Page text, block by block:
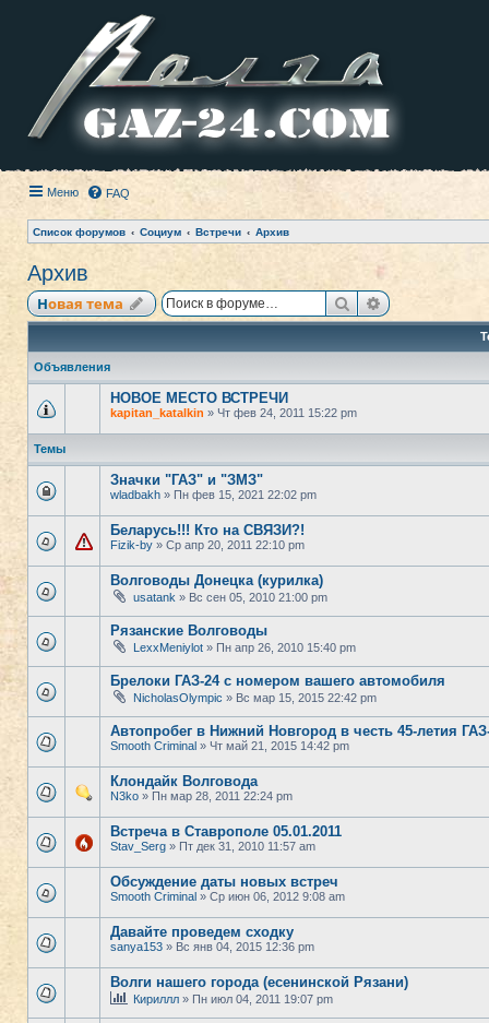
Меню FAQ
Список форумов Социум Встречи Архив
Архив
Новая тема ПоискРасширенный
Объявления
НОВОЕ МЕСТО ВСТРЕЧИ
kapitan_katalkin » Чт фев 24, 2011 15:22 pm
Темы
Значки "ГАЗ" и "ЗМЗ"
wladbakh » Пн фев 15, 2021 22:02 pm
Беларусь!!! Кто на СВЯЗИ?!
Fizik-by » Ср апр 20, 2011 22:10 pm
Волговоды Донецка (курилка)
usatank » Вс сен 05, 2010 21:00 pm
Рязанские Волговоды
LexxMeniylot » Пн апр 26, 2010 15:40 pm
Брелоки ГАЗ-24 с номером вашего автомобиля
NicholasOlympic » Вс мар 15, 2015 22:42 pm
Автопробег в Нижний Новгород в честь 45-летия
Smooth Criminal » Чт май 21, 2015 14:42 pm
Клондайк Волговода
N3ko » Пн мар 28, 2011 22:24 pm
Встреча в Ставрополе 05.01.2011
Stav_Serg » Пт дек 31, 2010 11:57 am
Обсуждение даты новых встреч
Smooth Criminal » Ср июн 06, 2012 9:08 am
Давайте проведем сходку
sanya153 » Вс янв 04, 2015 12:36 pm
Волги нашего города (есенинской Рязани)
Кириллл » Пн июл 04, 2011 19:07 pm